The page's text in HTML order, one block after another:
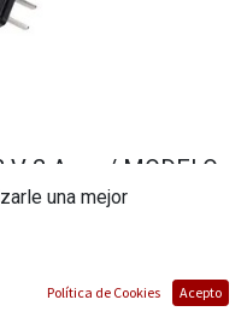
V 2 Amp / MODELO
una mejor
Política de Cookies Acepto